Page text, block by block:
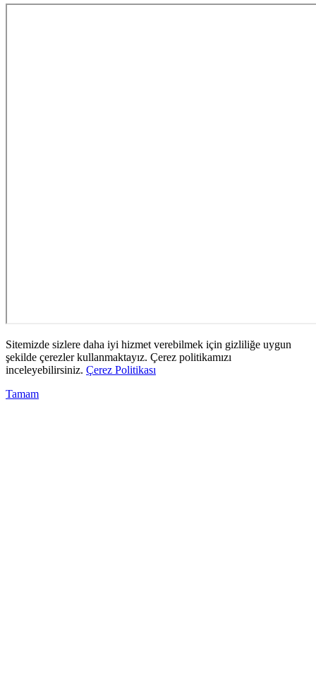
Sitemizde sizlere daha iyi hizmet verebilmek için gizliliğe uygun
şekilde çerezler kullanmaktayız. Çerez politikamızı
inceleyebilirsiniz. Çerez Politikası
Tamam